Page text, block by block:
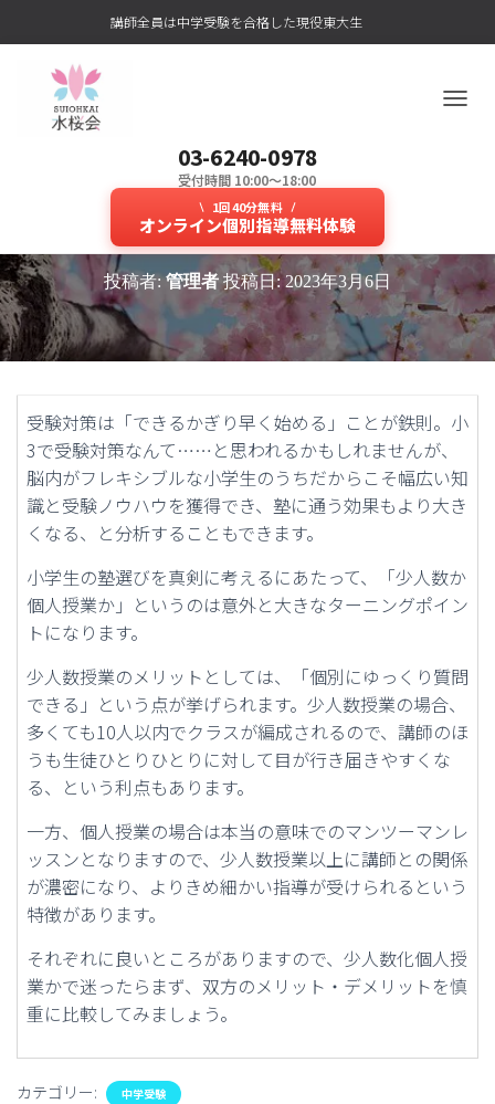
講師全員は中学受験を合格した現役東大生
03-6240-0978
受付時間 10:00～18:00
1回40分無料
オンライン個別指導無料体験
を
切
り
替
え
少人数か個人授業か？中学受験に
向けて小3の塾選びに迷ったら？
投稿者:管理者 投稿日: 2023年3月6日
受験対策は「できるかぎり早く始める」ことが鉄則。小
3で受験対策なんて……と思われるかもしれませんが、
脳内がフレキシブルな小学生のうちだからこそ幅広い知
識と受験ノウハウを獲得でき、塾に通う効果もより大き
くなる、と分析することもできます。
小学生の塾選びを真剣に考えるにあたって、「少人数か
個人授業か」というのは意外と大きなターニングポイン
トになります。
少人数授業のメリットとしては、「個別にゆっくり質問
できる」という点が挙げられます。少人数授業の場合、
多くても10人以内でクラスが編成されるので、講師のほ
うも生徒ひとりひとりに対して目が行き届きやすくな
る、という利点もあります。
一方、個人授業の場合は本当の意味でのマンツーマンレ
ッスンとなりますので、少人数授業以上に講師との関係
が濃密になり、よりきめ細かい指導が受けられるという
特徴があります。
それぞれに良いところがありますので、少人数化個人授
業かで迷ったらまず、双方のメリット・デメリットを慎
重に比較してみましょう。
カテゴリー: 中学受験